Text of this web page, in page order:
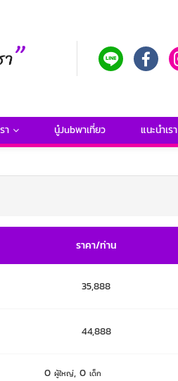
า นู๋Jubพาเที่ยว แนะนำเรา
ราคา/ท่าน
35,888
44,888
0 ผู้ใหญ่, 0 เด็ก